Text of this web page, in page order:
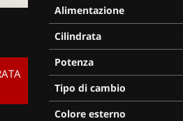
Alimentazione
Cilindrata
Potenza
Tipo di cambio
Colore esterno